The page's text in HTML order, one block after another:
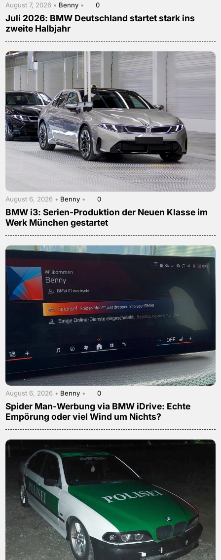
August 7, 2026 • Benny • 0
Juli 2026: BMW Deutschland startet stark ins
zweite Halbjahr
August 6, 2026 • Benny • 0
BMW i3: Serien-Produktion der Neuen Klasse im
Werk München gestartet
August 6, 2026 • Benny • 0
Spider Man-Werbung via BMW iDrive: Echte
Empörung oder viel Wind um Nichts?